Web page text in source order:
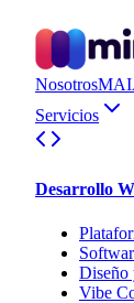
Nosotros
Servicios
Desarrollo
Diseño
Vibe